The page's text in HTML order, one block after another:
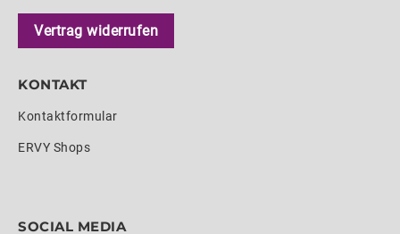
Vertrag widerrufen
KONTAKT
Kontaktformular
ERVY Shops
SOCIAL MEDIA